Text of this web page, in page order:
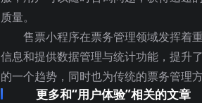
质量。
售票小程序在票务管理领域发挥着
信息和提供数据管理与统计功能，提升
的一个趋势，同时也为传统的票务管理
更多和“用户体验”相关的文章